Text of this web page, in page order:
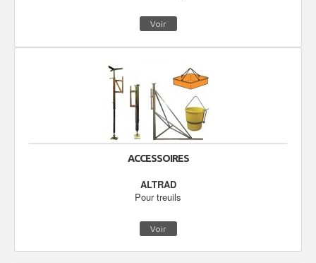
Voir
ACCESSOIRES
ALTRAD
Pour treuils
Voir